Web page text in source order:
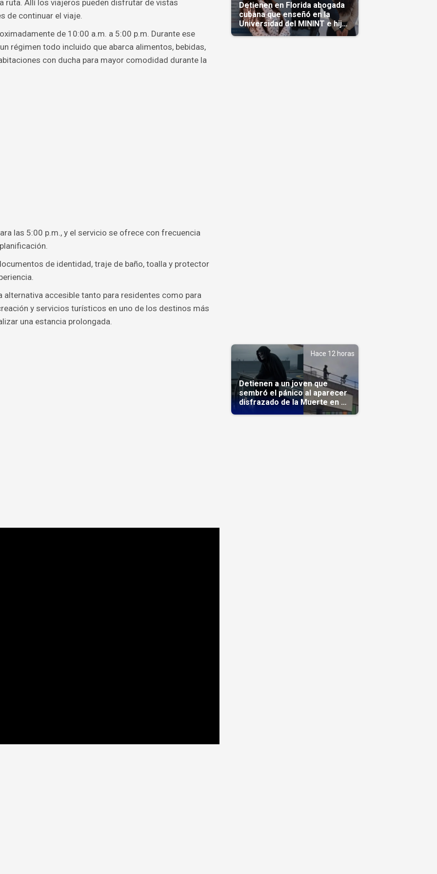
ruta. Allí los viajeros pueden disfrutar de vistas
de continuar el viaje.
de 10:00 a.m. a 5:00 p.m. Durante ese
régimen todo incluido que abarca alimentos, bebidas,
con ducha para mayor comodidad durante la
las 5:00 p.m., y el servicio se ofrece con frecuencia
de identidad, traje de baño, toalla y protector
accesible tanto para residentes como para
y servicios turísticos en uno de los destinos más
una estancia prolongada.
Detienen en Florida abogada
cubana que enseñó en la
Universidad del MININT e hija
de diplomático cubano
Hace 12 horas
Detienen a un joven que
sembró el pánico al aparecer
disfrazado de la Muerte en un